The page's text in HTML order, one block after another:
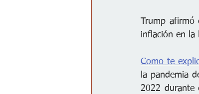
Trump afirmó
inflación en la
Como te
la pandemia
2022 durante